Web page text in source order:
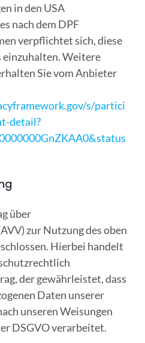
in den USA
nach dem DPF
verpflichtet sich, diese
Weitere
Sie vom Anbieter
s/partici
detail?
über
zur Nutzung des oben
Hierbei handelt
der gewährleistet, dass
Daten unserer
unseren Weisungen
DSGVO verarbeitet.